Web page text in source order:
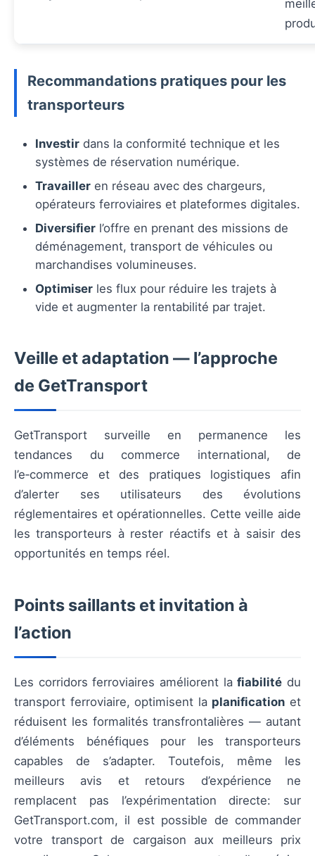
Recommandations pratiques pour les
transporteurs
Investir dans la conformité technique et les
systèmes de réservation numérique.
Travailler en réseau avec des chargeurs,
opérateurs ferroviaires et plateformes digitales.
Diversifier l’offre en prenant des missions de
déménagement, transport de véhicules ou
marchandises volumineuses.
Optimiser les flux pour réduire les trajets à
vide et augmenter la rentabilité par trajet.
Veille et adaptation — l’approche
de GetTransport
GetTransport surveille en permanence les
tendances du commerce international, de
l’e‑commerce et des pratiques logistiques afin
d’alerter ses utilisateurs des évolutions
réglementaires et opérationnelles. Cette veille aide
les transporteurs à rester réactifs et à saisir des
opportunités en temps réel.
Points saillants et invitation à
l’action
Les corridors ferroviaires améliorent lafiabilité du
transport ferroviaire, optimisent la planification et
réduisent les formalités transfrontalières — autant
d’éléments bénéfiques pour les transporteurs
capables de s’adapter. Toutefois, même les
meilleurs avis et retours d’expérience ne
remplacent pas l’expérimentation directe: sur
GetTransport.com, il est possible de commander
votre transport de cargaison aux meilleurs prix